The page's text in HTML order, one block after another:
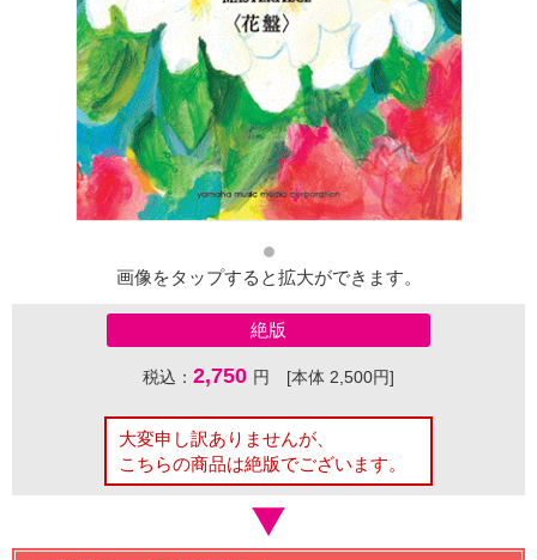
画像をタップすると拡大ができます。
絶版
税込： 2,750 円 [本体 2,500円]
大変申し訳ありませんが、
こちらの商品は絶版でございます。